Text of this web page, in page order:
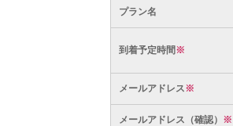
プラン名
到着予定時間※
メールアドレス※
メールアドレス（確認） ※